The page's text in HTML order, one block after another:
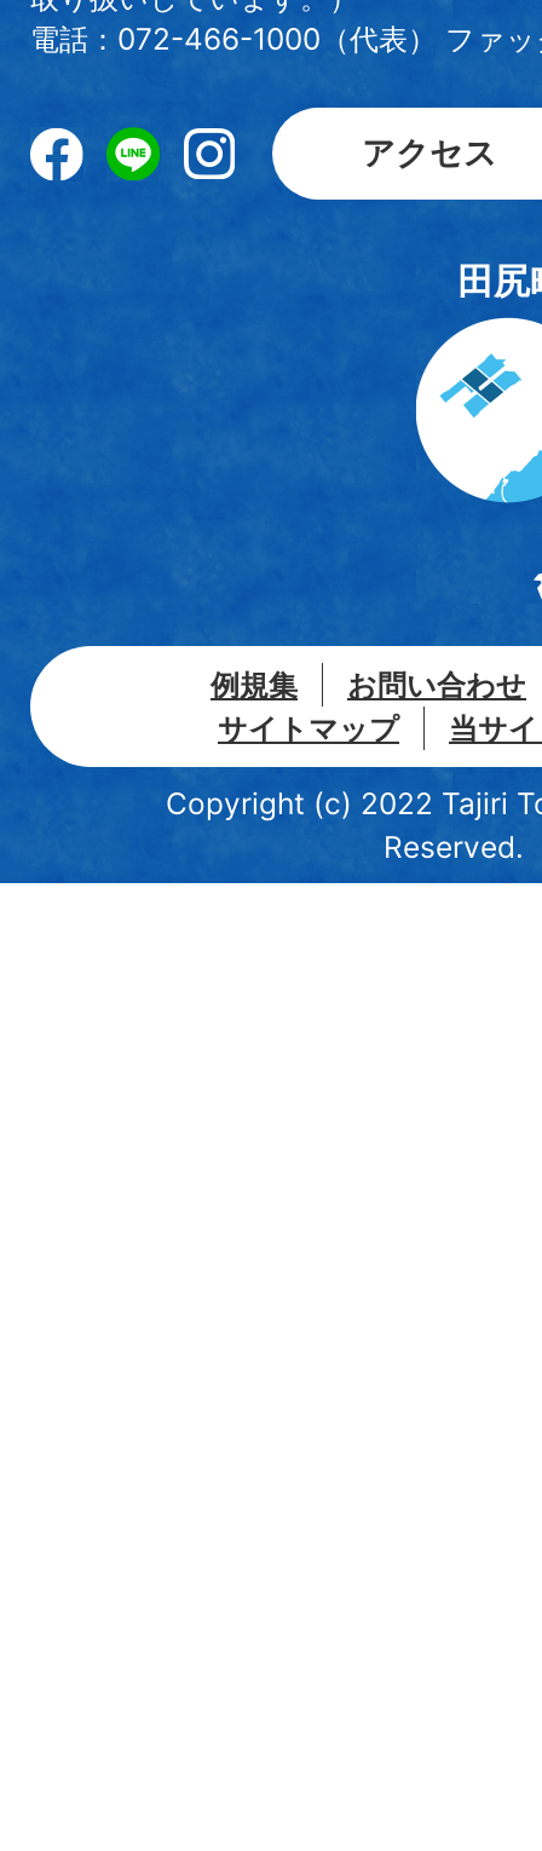
電話：072-466-1000（代表） ファ
アクセス
田尻
例規集
お問い合わせ
サイトマップ
当サ
Copyright (c) 2022 Tajiri
Reserved.